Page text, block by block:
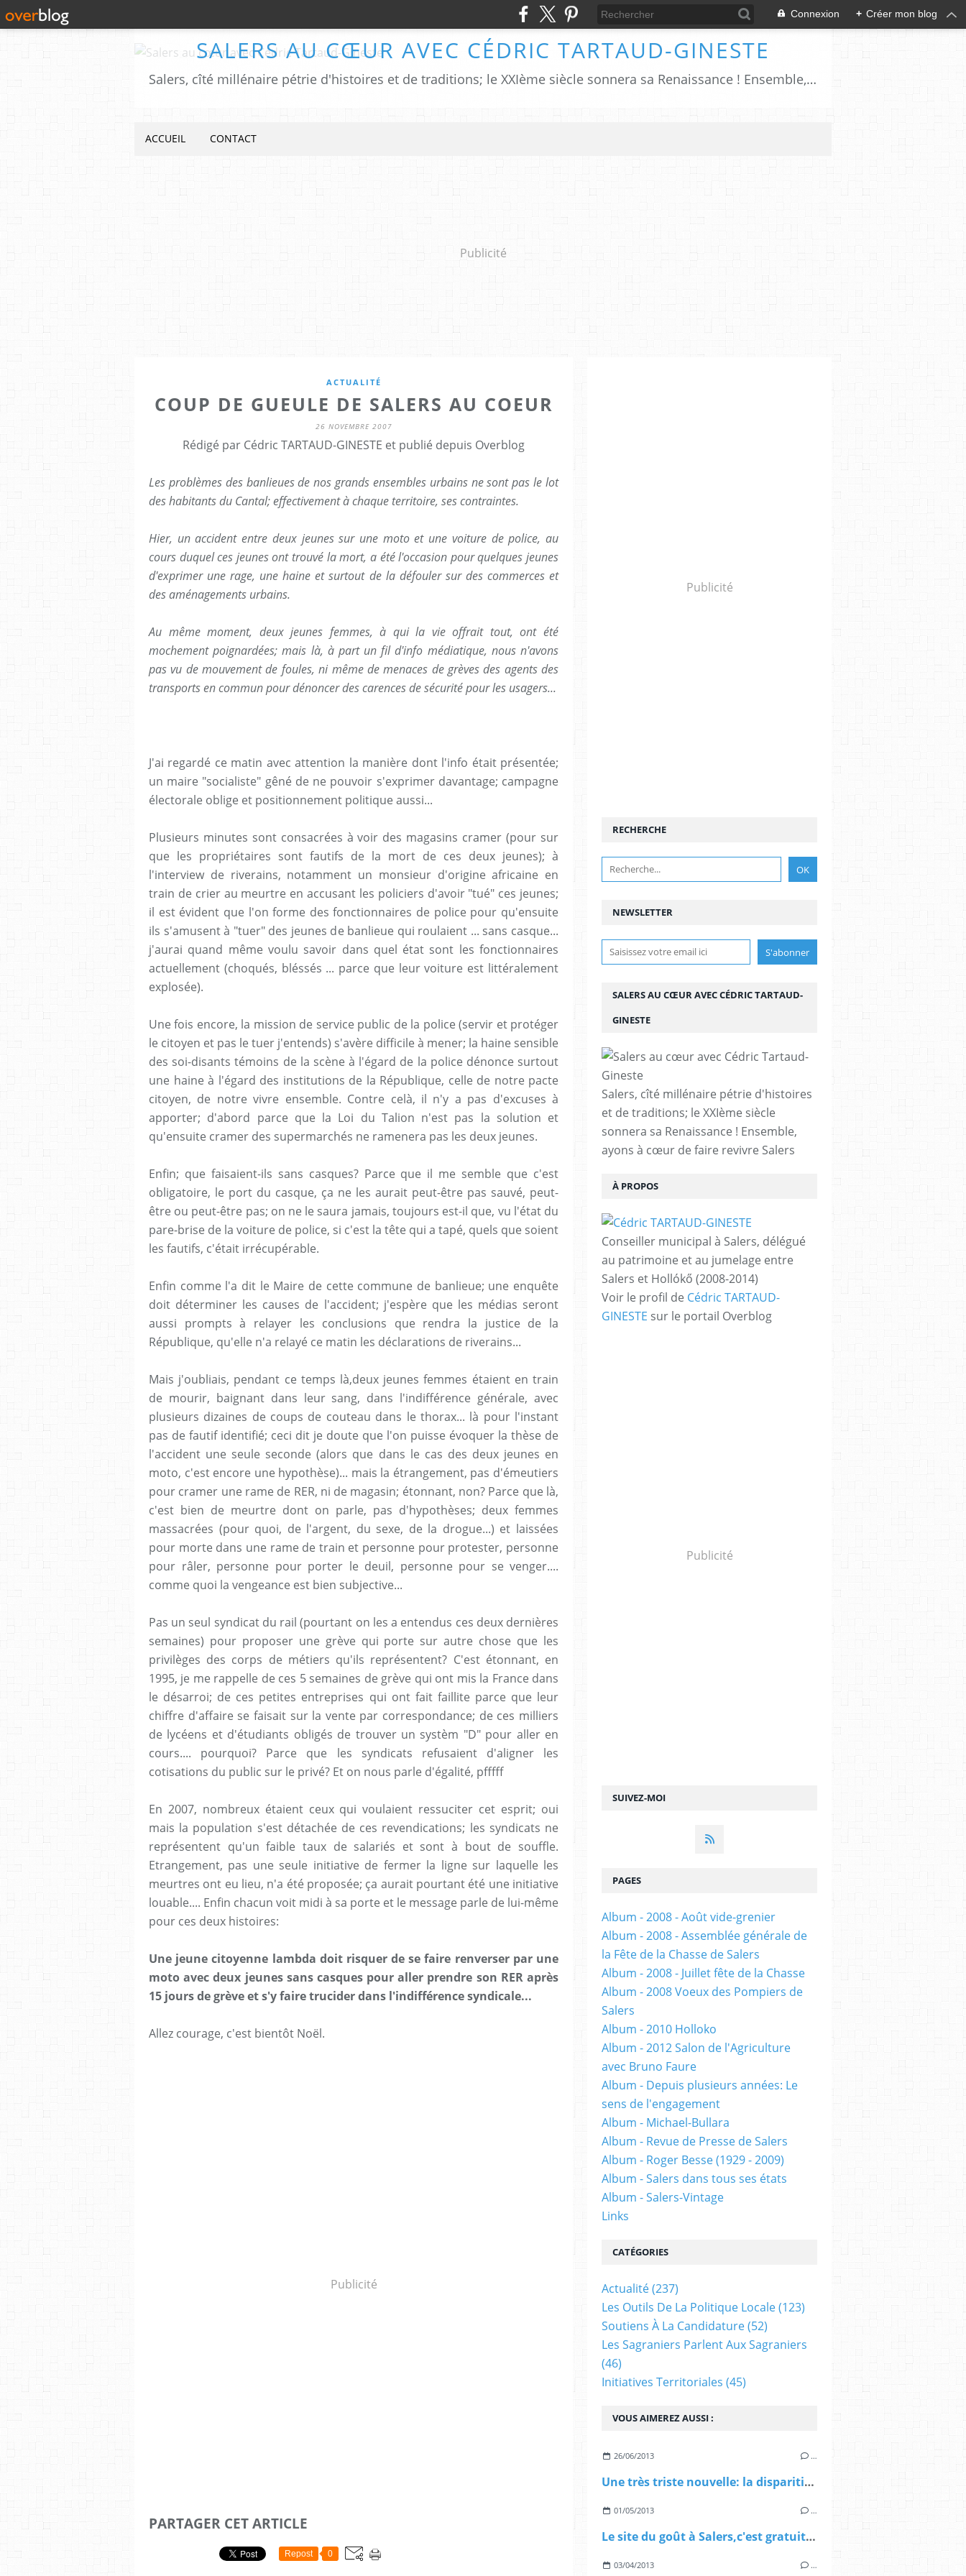
Connexion + Créer mon blog
SALERS AU CŒUR AVEC CÉDRIC TARTAUD-GINESTE
Salers, cîté millénaire pétrie d'histoires et de traditions; le XXIème siècle sonnera sa Renaissance ! Ensemble, ayons à cœur de faire revivre Salers
ACCUEIL CONTACT
Publicité
ACTUALITÉ
COUP DE GUEULE DE SALERS AU COEUR
26 NOVEMBRE 2007
Rédigé par Cédric TARTAUD-GINESTE et publié depuis Overblog
Les problèmes des banlieues de nos grands ensembles urbains ne sont pas le lot
des habitants du Cantal; effectivement à chaque territoire, ses contraintes.
Hier, un accident entre deux jeunes sur une moto et une voiture de police, au
cours duquel ces jeunes ont trouvé la mort, a été l'occasion pour quelques jeunes
d'exprimer une rage, une haine et surtout de la défouler sur des commerces et
des aménagements urbains.
Au même moment, deux jeunes femmes, à qui la vie offrait tout, ont été
mochement poignardées; mais là, à part un fil d'info médiatique, nous n'avons
pas vu de mouvement de foules, ni même de menaces de grèves des agents des
transports en commun pour dénoncer des carences de sécurité pour les usagers...
J'ai regardé ce matin avec attention la manière dont l'info était présentée;
un maire "socialiste" gêné de ne pouvoir s'exprimer davantage; campagne
électorale oblige et positionnement politique aussi...
Plusieurs minutes sont consacrées à voir des magasins cramer (pour sur
que les propriétaires sont fautifs de la mort de ces deux jeunes); à
l'interview de riverains, notamment un monsieur d'origine africaine en
train de crier au meurtre en accusant les policiers d'avoir "tué" ces jeunes;
il est évident que l'on forme des fonctionnaires de police pour qu'ensuite
ils s'amusent à "tuer" des jeunes de banlieue qui roulaient ... sans casque...
j'aurai quand même voulu savoir dans quel état sont les fonctionnaires
actuellement (choqués, bléssés ... parce que leur voiture est littéralement
explosée).
Une fois encore, la mission de service public de la police (servir et protéger
le citoyen et pas le tuer j'entends) s'avère difficile à mener; la haine sensible
des soi-disants témoins de la scène à l'égard de la police dénonce surtout
une haine à l'égard des institutions de la République, celle de notre pacte
citoyen, de notre vivre ensemble. Contre celà, il n'y a pas d'excuses à
apporter; d'abord parce que la Loi du Talion n'est pas la solution et
qu'ensuite cramer des supermarchés ne ramenera pas les deux jeunes.
Enfin; que faisaient-ils sans casques? Parce que il me semble que c'est
obligatoire, le port du casque, ça ne les aurait peut-être pas sauvé, peut-
être ou peut-être pas; on ne le saura jamais, toujours est-il que, vu l'état du
pare-brise de la voiture de police, si c'est la tête qui a tapé, quels que soient
les fautifs, c'était irrécupérable.
Enfin comme l'a dit le Maire de cette commune de banlieue; une enquête
doit déterminer les causes de l'accident; j'espère que les médias seront
aussi prompts à relayer les conclusions que rendra la justice de la
République, qu'elle n'a relayé ce matin les déclarations de riverains...
Mais j'oubliais, pendant ce temps là,deux jeunes femmes étaient en train
de mourir, baignant dans leur sang, dans l'indifférence générale, avec
plusieurs dizaines de coups de couteau dans le thorax... là pour l'instant
pas de fautif identifié; ceci dit je doute que l'on puisse évoquer la thèse de
l'accident une seule seconde (alors que dans le cas des deux jeunes en
moto, c'est encore une hypothèse)... mais la étrangement, pas d'émeutiers
pour cramer une rame de RER, ni de magasin; étonnant, non? Parce que là,
c'est bien de meurtre dont on parle, pas d'hypothèses; deux femmes
massacrées (pour quoi, de l'argent, du sexe, de la drogue...) et laissées
pour morte dans une rame de train et personne pour protester, personne
pour râler, personne pour porter le deuil, personne pour se venger....
comme quoi la vengeance est bien subjective...
Pas un seul syndicat du rail (pourtant on les a entendus ces deux dernières
semaines) pour proposer une grève qui porte sur autre chose que les
privilèges des corps de métiers qu'ils représentent? C'est étonnant, en
1995, je me rappelle de ces 5 semaines de grève qui ont mis la France dans
le désarroi; de ces petites entreprises qui ont fait faillite parce que leur
chiffre d'affaire se faisait sur la vente par correspondance; de ces milliers
de lycéens et d'étudiants obligés de trouver un systèm "D" pour aller en
cours.... pourquoi? Parce que les syndicats refusaient d'aligner les
cotisations du public sur le privé? Et on nous parle d'égalité, pfffff
En 2007, nombreux étaient ceux qui voulaient ressuciter cet esprit; oui
mais la population s'est détachée de ces revendications; les syndicats ne
représentent qu'un faible taux de salariés et sont à bout de souffle.
Etrangement, pas une seule initiative de fermer la ligne sur laquelle les
meurtres ont eu lieu, n'a été proposée; ça aurait pourtant été une initiative
louable.... Enfin chacun voit midi à sa porte et le message parle de lui-même
pour ces deux histoires:
Une jeune citoyenne lambda doit risquer de se faire renverser par une
moto avec deux jeunes sans casques pour aller prendre son RER après
15 jours de grève et s'y faire trucider dans l'indifférence syndicale...
Allez courage, c'est bientôt Noël.
Publicité
PARTAGER CET ARTICLE
Repost 0
Publicité
NEWSLETTER
SUIVEZ-MOI
RECHERCHE
SALERS AU CŒUR AVEC CÉDRIC TARTAUD-
GINESTE
Salers, cîté millénaire pétrie d'histoires
et de traditions; le XXIème siècle
sonnera sa Renaissance ! Ensemble,
ayons à cœur de faire revivre Salers
À PROPOS
Conseiller municipal à Salers, délégué
au patrimoine et au jumelage entre
Salers et Hollókő (2008-2014)
Voir le profil de Cédric TARTAUD-
GINESTE sur le portail Overblog
Publicité
VOUS AIMEREZ AUSSI :
26/06/2013 …
Une très triste nouvelle: la disparition de Jean-Jacques TOUSSAINT
01/05/2013 …
Le site du goût à Salers,c'est gratuit cette année!
03/04/2013 …
PAGES
Album - 2008 - Août vide-grenier
Album - 2008 - Assemblée générale de
la Fête de la Chasse de Salers
Album - 2008 - Juillet fête de la Chasse
Album - 2008 Voeux des Pompiers de
Salers
Album - 2010 Holloko
Album - 2012 Salon de l'Agriculture
avec Bruno Faure
Album - Depuis plusieurs années: Le
sens de l'engagement
Album - Michael-Bullara
Album - Revue de Presse de Salers
Album - Roger Besse (1929 - 2009)
Album - Salers dans tous ses états
Album - Salers-Vintage
Links
CATÉGORIES
Actualité(237)
Les Outils De La Politique Locale(123)
Soutiens À La Candidature(52)
Les Sagraniers Parlent Aux Sagraniers
(46)
Initiatives Territoriales (45)